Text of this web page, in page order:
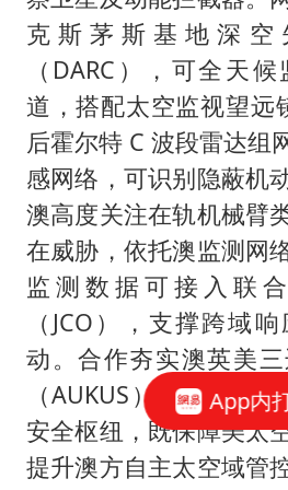
克斯茅斯基地深空
（DARC），可全天
道，搭配太空监视望远
后霍尔特 C 波段雷达组
感网络，可识别隐蔽机
澳高度关注在轨机械臂
在威胁，依托澳监测网
监测数据可接入联
（JCO），支撑跨域
动。合作夯实澳英美
（AUKUS）战略布局
安全枢纽，既保障美太
提升澳方自主太空域管
App内